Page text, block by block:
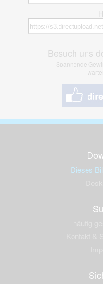
Besuch uns
Spannende
Dieses